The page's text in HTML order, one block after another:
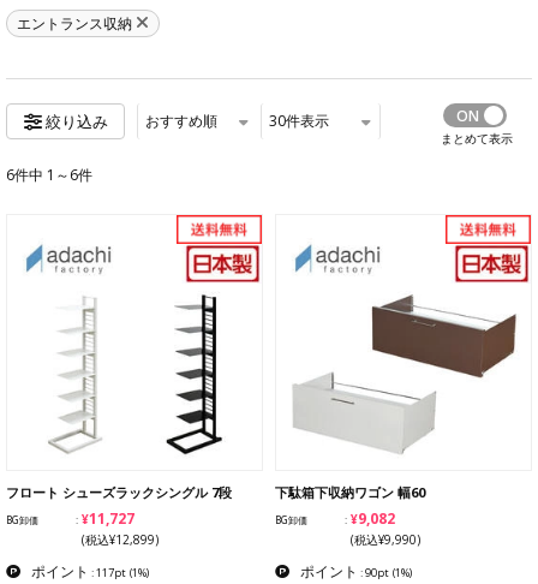
エントランス収納
絞り込み おすすめ順 30件表示
まとめて表示
6件中 1～6件
フロート シューズラックシングル 7段
BG卸価 ¥11,727
(税込¥12,899)
ポイント : 117pt (1%)
下駄箱下収納ワゴン 幅60
BG卸価 ¥9,082
(税込¥9,990)
ポイント : 90pt (1%)